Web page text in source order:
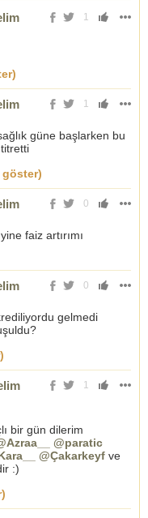
1
1
güne başlarken bu
0
faiz artırımı
0
gelmedi
1
bir gün dilerim
@paratic
@Çakarkeyf ve
:)